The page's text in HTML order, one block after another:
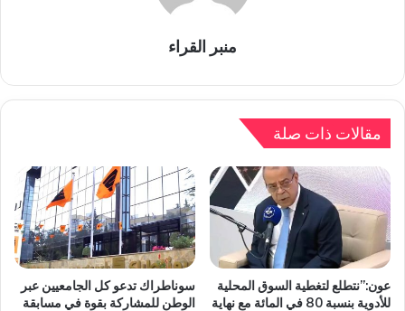
منبر القراء
مقالات ذات صلة
عون:”نتطلع لتغطية السوق المحلية
للأدوية بنسبة 80 في المائة مع نهاية
سوناطراك تدعو كل الجامعيين عبر
الوطن للمشاركة بقوة في مسابقة